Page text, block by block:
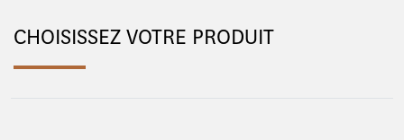
CHOISISSEZ VOTRE PRODUIT